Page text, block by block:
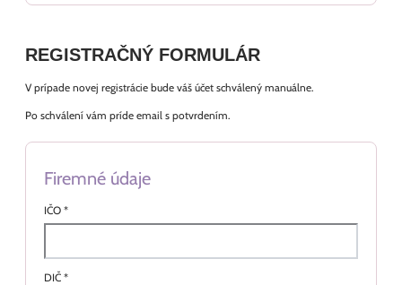
REGISTRAČNÝ FORMULÁR
V prípade novej registrácie bude váš účet schválený manuálne.
Po schválení vám príde email s potvrdením.
Firemné údaje
IČO *
DIČ *